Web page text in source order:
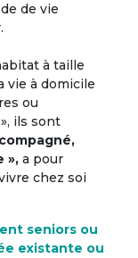
de vie
à taille
vie à domicile
ou
ils sont
», a pour
chez soi
seniors ou
existante ou